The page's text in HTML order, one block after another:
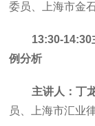
委员、上海市金
13:30-14:30
例分析
主讲人：丁
员、上海市汇业